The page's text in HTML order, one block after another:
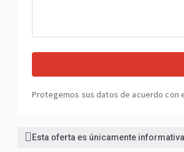
Protegemos sus datos de acuerdo con
Esta oferta es únicamente